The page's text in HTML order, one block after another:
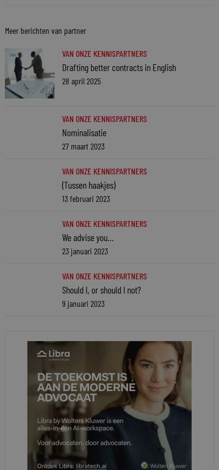
Meer berichten van partner
VAN ONZE KENNISPARTNERS
Drafting better contracts in English
28 april 2025
VAN ONZE KENNISPARTNERS
Nominalisatie
27 maart 2023
VAN ONZE KENNISPARTNERS
(Tussen haakjes)
13 februari 2023
VAN ONZE KENNISPARTNERS
We advise you…
23 januari 2023
VAN ONZE KENNISPARTNERS
Should I, or should I not?
9 januari 2023